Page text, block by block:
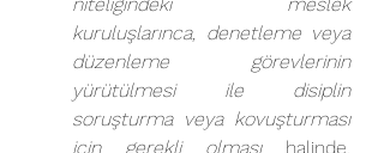
kuruluşlarınca, denetleme veya
düzenleme görevlerinin
yürütülmesi ile disiplin
soruşturma veya kovuşturması
için gerekli olması halinde,